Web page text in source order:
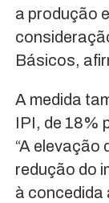
a produção
Básicos,
A medida
IPI, de 18%
“A elevação
redução do
à concedida